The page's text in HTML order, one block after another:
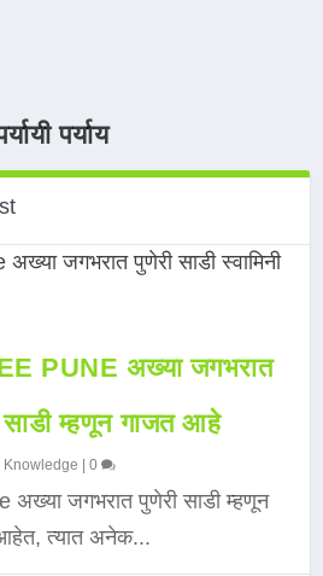
पर्याय
PUNE अख्या जगभरात
साडी म्हणून गाजत आहे
Knowledge |0
जगभरात पुणेरी साडी म्हणून
त्यात अनेक...